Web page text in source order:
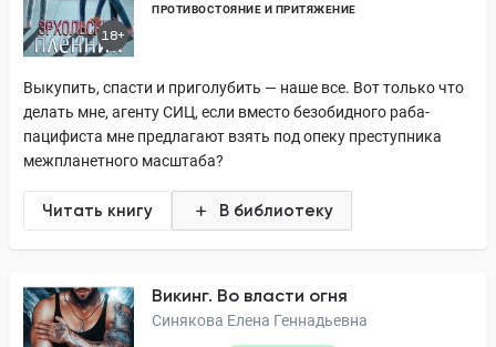
18+
ПРОТИВОСТОЯНИЕ И ПРИТЯЖЕНИЕ
Выкупить, спасти и приголубить — наше все. Вот только что
делать мне, агенту СИЦ, если вместо безобидного раба-
пацифиста мне предлагают взять под опеку преступника
межпланетного масштаба?
Читать книгу В библиотеку
Викинг. Во власти огня
Синякова Елена Геннадьевна